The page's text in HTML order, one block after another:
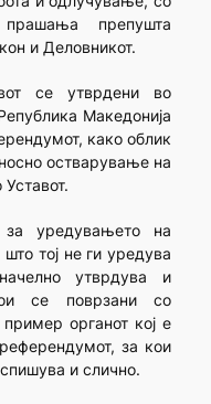
препушта
и Деловникот.
се утврдени во
Македонија
како облик
остварување на
уредувањето на
тој не ги уредува
утврдува и
се поврзани со
органот кој е
за кои
и слично.